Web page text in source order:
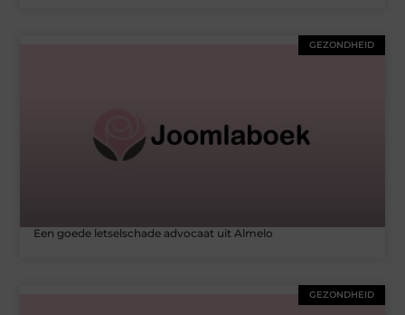
GEZONDHEID
Een goede letselschade advocaat uit Almelo
GEZONDHEID